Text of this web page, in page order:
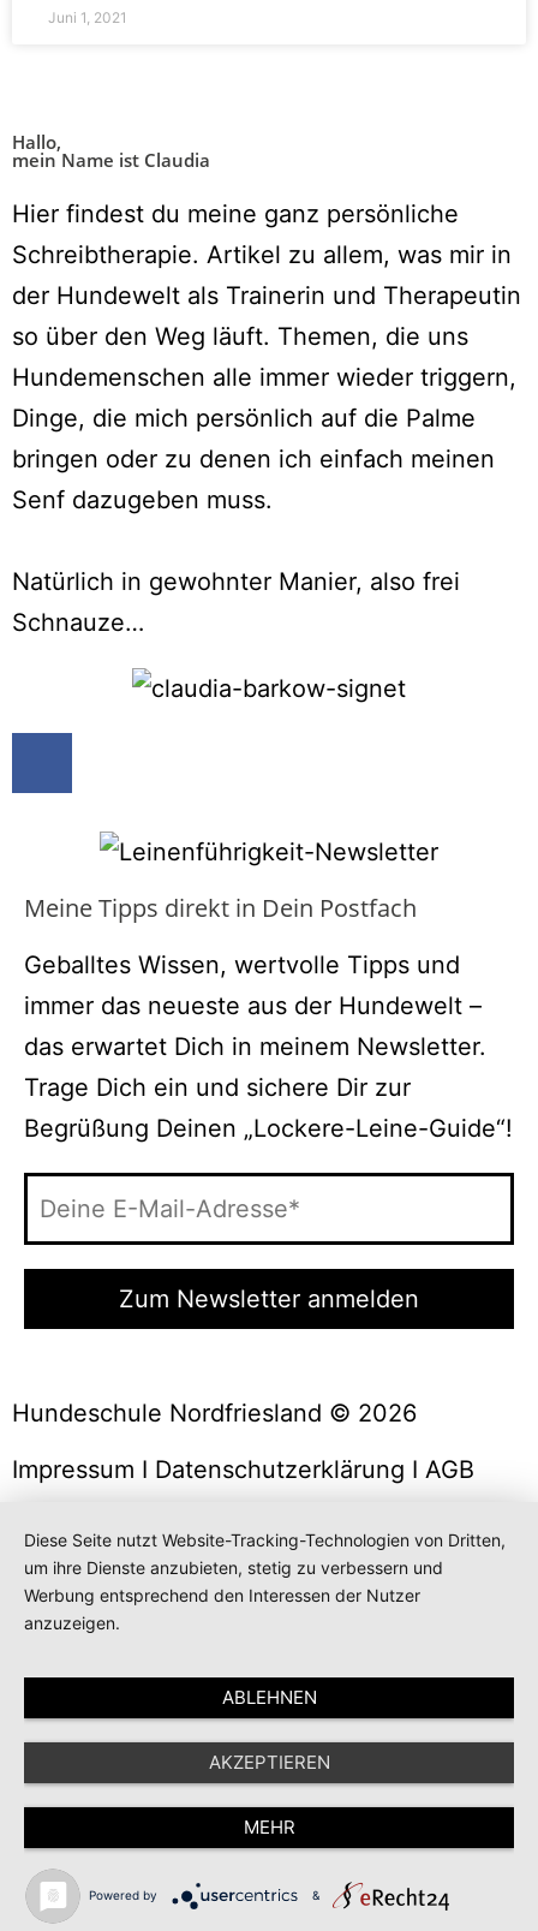
Juni 1, 2021
Hallo,
mein Name ist Claudia
Hier findest du meine ganz persönliche
Schreibtherapie. Artikel zu allem, was mir in
der Hundewelt als Trainerin und Therapeutin
so über den Weg läuft. Themen, die uns
Hundemenschen alle immer wieder triggern,
Dinge, die mich persönlich auf die Palme
bringen oder zu denen ich einfach meinen
Senf dazugeben muss.
Natürlich in gewohnter Manier, also frei
Schnauze…
Meine Tipps direkt in Dein Postfach
Geballtes Wissen, wertvolle Tipps und
immer das neueste aus der Hundewelt –
das erwartet Dich in meinem Newsletter.
Trage Dich ein und sichere Dir zur
Begrüßung Deinen „Lockere-Leine-Guide“!
Hundeschule Nordfriesland © 2026
Impressum I Datenschutzerklärung I AGB
Diese Seite nutzt Website-Tracking-Technologien von Dritten,
um ihre Dienste anzubieten, stetig zu verbessern und
Werbung entsprechend den Interessen der Nutzer
anzuzeigen.
ABLEHNEN
AKZEPTIEREN
MEHR
Powered by &